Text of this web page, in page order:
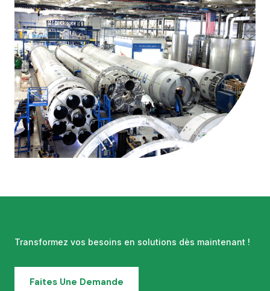
Transformez vos besoins en solutions dès maintenant !
Faites Une Demande